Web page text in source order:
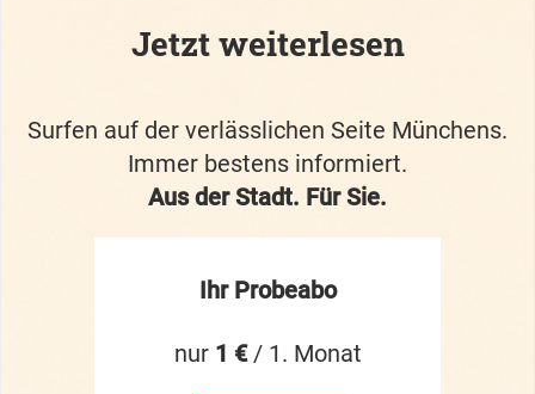
Jetzt weiterlesen
Surfen auf der verlässlichen Seite Münchens.
Immer bestens informiert.
Aus der Stadt. Für Sie.
Ihr Probeabo
nur 1 €/ 1. Monat